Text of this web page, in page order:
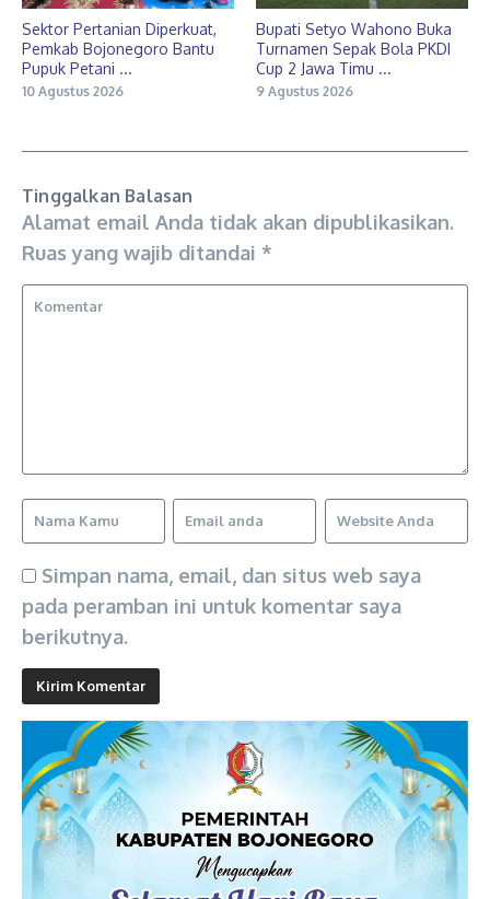
Sektor Pertanian Diperkuat,
Pemkab Bojonegoro Bantu
Pupuk Petani ...
10 Agustus 2026
Bupati Setyo Wahono Buka
Turnamen Sepak Bola PKDI
Cup 2 Jawa Timu ...
9 Agustus 2026
Tinggalkan Balasan
Alamat email Anda tidak akan dipublikasikan.
Ruas yang wajib ditandai *
Simpan nama, email, dan situs web saya
pada peramban ini untuk komentar saya
berikutnya.